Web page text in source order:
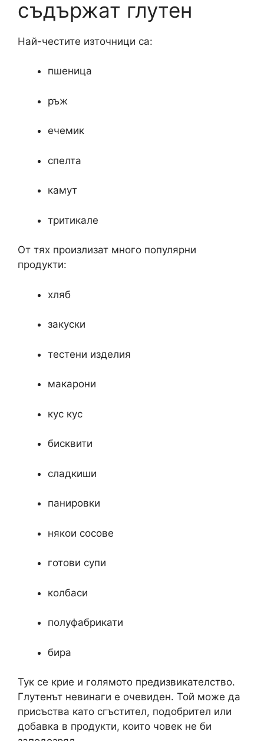
съдържат глутен
Най-честите източници са:
пшеница
ръж
ечемик
спелта
камут
тритикале
От тях произлизат много популярни
продукти:
хляб
закуски
тестени изделия
макарони
кус кус
бисквити
сладкиши
панировки
някои сосове
готови супи
колбаси
полуфабрикати
бира
Тук се крие и голямото предизвикателство.
Глутенът невинаги е очевиден. Той може да
присъства като сгъстител, подобрител или
добавка в продукти, които човек не би